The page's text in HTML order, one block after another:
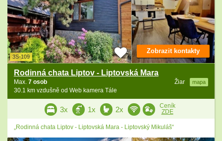
3S-109
Rodinná chata Liptov - Liptovská Mara
Žiar mapa
Max. 7 osob
30.1 km vzdušně od Web kamera Tále
Zobrazit kontakty
3x 1x 2x
Ceník
ZDE
„Rodinná chata Liptov - Liptovská Mara - Liptovský Mikuláš“